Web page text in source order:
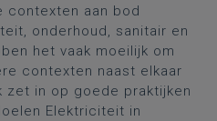
contexten aan bod
onderhoud, sanitair en
het vaak moeilijk om
contexten naast elkaar
zet in op goede praktijken
Elektriciteit in